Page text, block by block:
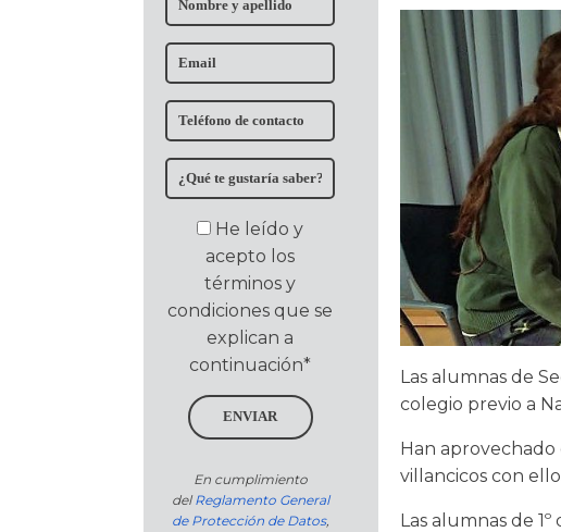
He leído y
acepto los
términos y
condiciones que se
explican a
continuación*
ENVIAR
En cumplimiento
delReglamento General
de Protección de Datos,
Las alumnas de
colegio previo a
Han
villancicos con
Las alumnas de